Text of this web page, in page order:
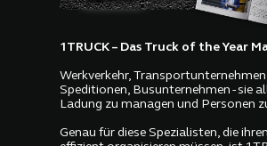
1TRUCK – Das Truck of the Year
Werkverkehr,
Speditionen, Busunternehmen - sie
Ladung zu managen und Personen
Genau für diese Spezialisten, die